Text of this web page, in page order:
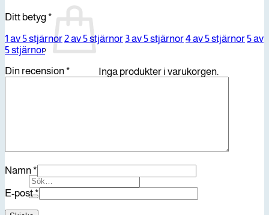
Inga produkter i varukorgen.
Sök
efter:
Ditt betyg*
1 av 5 stjärnor2 av 5 stjärnor 3 av 5 stjärnor4 av 5 stjärnor 5 av
5 stjärnor
Din recension*
Namn*
E-post*